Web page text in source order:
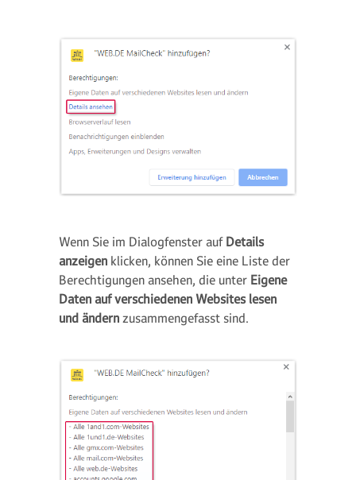
Wenn Sie im Dialogfenster auf Details
anzeigen klicken, können Sie eine Liste der
Berechtigungen ansehen, die unter Eigene
Daten auf verschiedenen Websites lesen
und ändern zusammengefasst sind.